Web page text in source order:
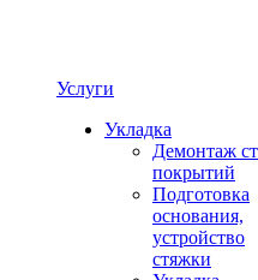
Услуги
Укладка
Демонтаж
покрытий
Подготовка
основания,
устройство
стяжки